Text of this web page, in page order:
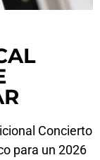
Concierto
para un 2026